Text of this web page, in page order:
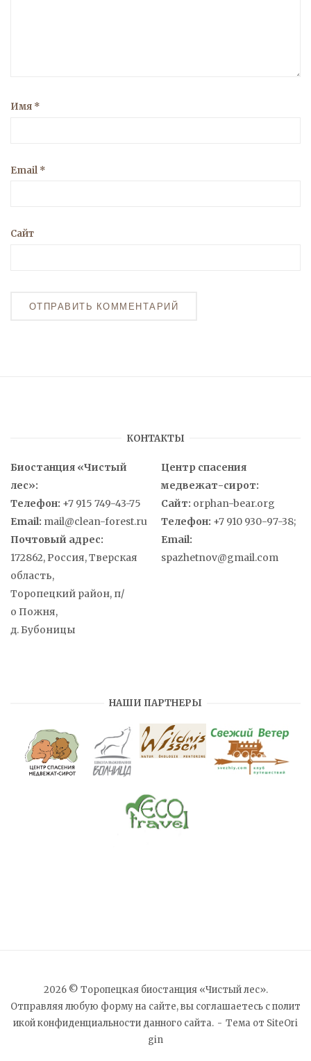
Имя *
Email *
Сайт
КОНТАКТЫ
Биостанция «Чистый
лес»:
Телефон: +7 915 749-43-75
Email: mail@clean-forest.ru
Почтовый адрес:
172862, Россия, Тверская
область,
Торопецкий район, п/
о Пожня,
д. Бубоницы
Центр спасения
медвежат-сирот:
Сайт: orphan-bear.org
Телефон: +7 910 930-97-38;
Email:
spazhetnov@gmail.com
НАШИ ПАРТНЕРЫ
2026 © Торопецкая биостанция «Чистый лес».
Отправляя любую форму на сайте, вы соглашаетесь сполит
икой конфиденциальности данного сайта. Тема от SiteOri
gin